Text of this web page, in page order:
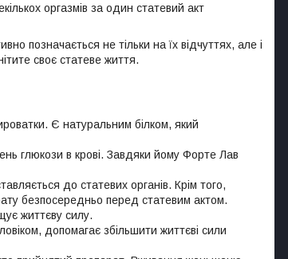
оргазмів за один статевий акт
позначається не тільки на їх відчуттях, але і
своє статеве життя.
Є натуральним білком, який
глюкози в крові. Завдяки йому Форте Лав
до статевих органів. Крім того,
безпосередньо перед статевим актом.
життєву силу.
допомагає збільшити життєві сили